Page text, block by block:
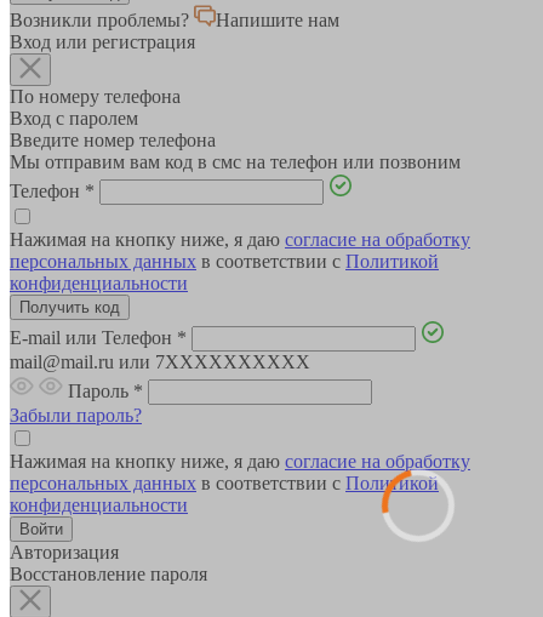
Возникли проблемы?
Напишите нам
Вход или регистрация
По номеру телефона
Вход с паролем
Введите номер телефона
Мы отправим вам код в смс на телефон или позвоним
Телефон *
Нажимая на кнопку ниже, я даю согласие на обработку
персональных данных в соответствии с Политикой
конфиденциальности
E-mail или Телефон *
mail@mail.ru или 7XXXXXXXXXX
Пароль *
Забыли пароль?
Нажимая на кнопку ниже, я даю согласие на обработку
персональных данных в соответствии с Политикой
конфиденциальности
Авторизация
Восстановление пароля